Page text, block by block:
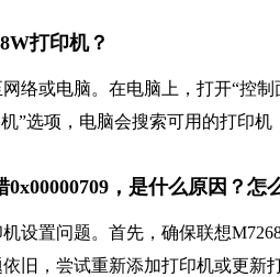
打印机？
络或电脑。在电脑上，打开“控
”选项，电脑会搜索可用的打印机
，是什么原因？怎
设置问题。首先，确保联想
旧，尝试重新添加打印机或更新